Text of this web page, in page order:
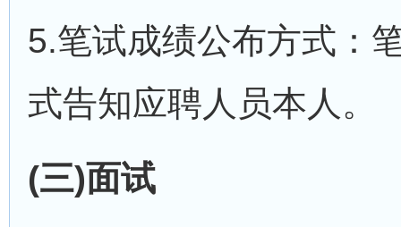
5.笔试成绩公布方式：
式告知应聘人员本人。
(三)面试